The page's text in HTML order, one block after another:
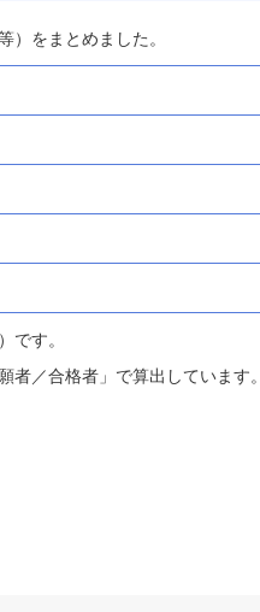
）をまとめました。
です。
／合格者」で算出しています。